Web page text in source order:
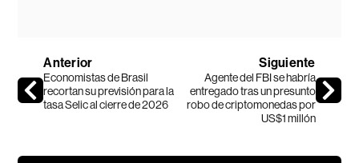
Anterior
Economistas de Brasil
recortan su previsión para la
tasa Selic al cierre de 2026
Siguiente
Agente del FBI se habría
entregado tras un presunto
robo de criptomonedas por
US$1 millón